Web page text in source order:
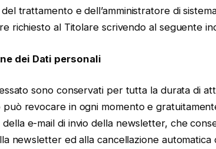
trattamento e dell’amministratore di
richiesto al Titolare scrivendo al seguente
dei Dati personali
sono conservati per tutta la durata di
può revocare in ogni momento e
e-mail di invio della newsletter, che
newsletter ed alla cancellazione automatica